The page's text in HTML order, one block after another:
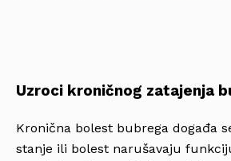
Uzroci kroničnog zatajenja
Kronična bolest bubrega događa
stanje ili bolest narušavaju